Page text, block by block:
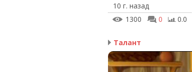
10 г. назад
1300
0 0.0
Талант